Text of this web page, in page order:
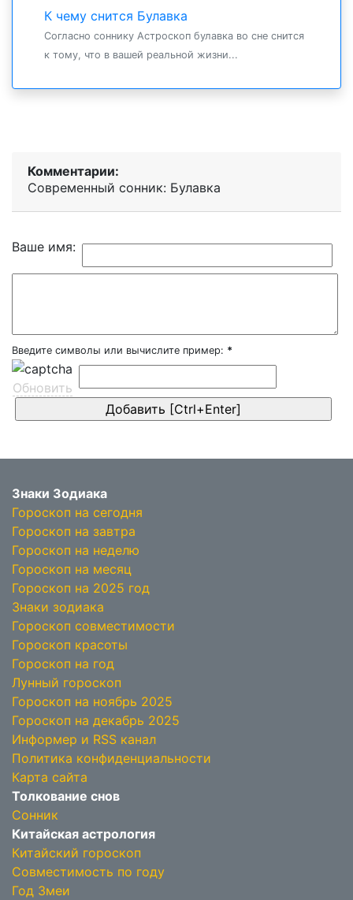
К чему снится Булавка
Согласно соннику Астроскоп булавка во сне снится
к тому, что в вашей реальной жизни...
Комментарии:
Современный сонник: Булавка
Ваше имя:
Введите символы или вычислите пример: *
Обновить
Знаки Зодиака
Гороскоп на сегодня
Гороскоп на завтра
Гороскоп на неделю
Гороскоп на месяц
Гороскоп на 2025 год
Знаки зодиака
Гороскоп совместимости
Гороскоп красоты
Гороскоп на год
Лунный гороскоп
Гороскоп на ноябрь 2025
Гороскоп на декабрь 2025
Информер и RSS канал
Политика конфиденциальности
Карта сайта
Толкование снов
Сонник
Китайская астрология
Китайский гороскоп
Совместимость по году
Год Змеи